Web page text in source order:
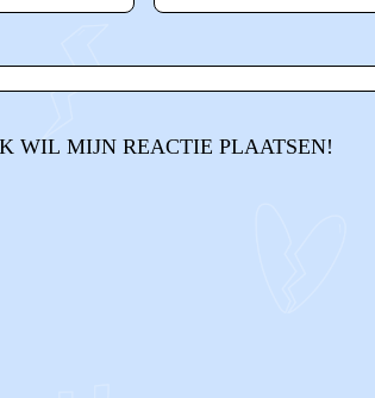
WIL MIJN REACTIE PLAATSEN!